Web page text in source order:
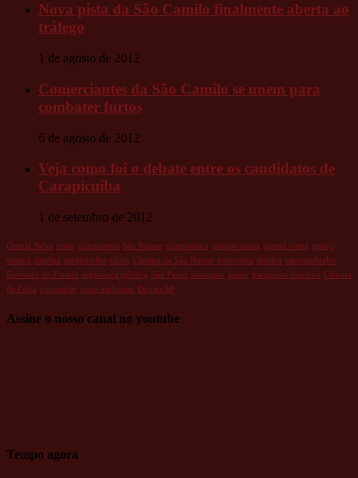
Nova pista da São Camilo finalmente aberta ao
tráfego
1 de agosto de 2012
Comerciantes da São Camilo se unem para
combater furtos
6 de agosto de 2012
Veja como foi o debate entre os candidatos de
Carapicuíba
1 de setembro de 2012
Granja News cotia granjanews São Roque granjaviana granjavianna granja viana granja
vianna
Jandira carapicuiba obras Câmara de São Roque economia música caucaiadoalto
Governo do Estado segurança pública São Paulo sãoroque saúde transporte coletivo Câmara
de Cotia vacinação meio ambiente Detran.SP
Assine o nosso canal no youtube
Tempo agora